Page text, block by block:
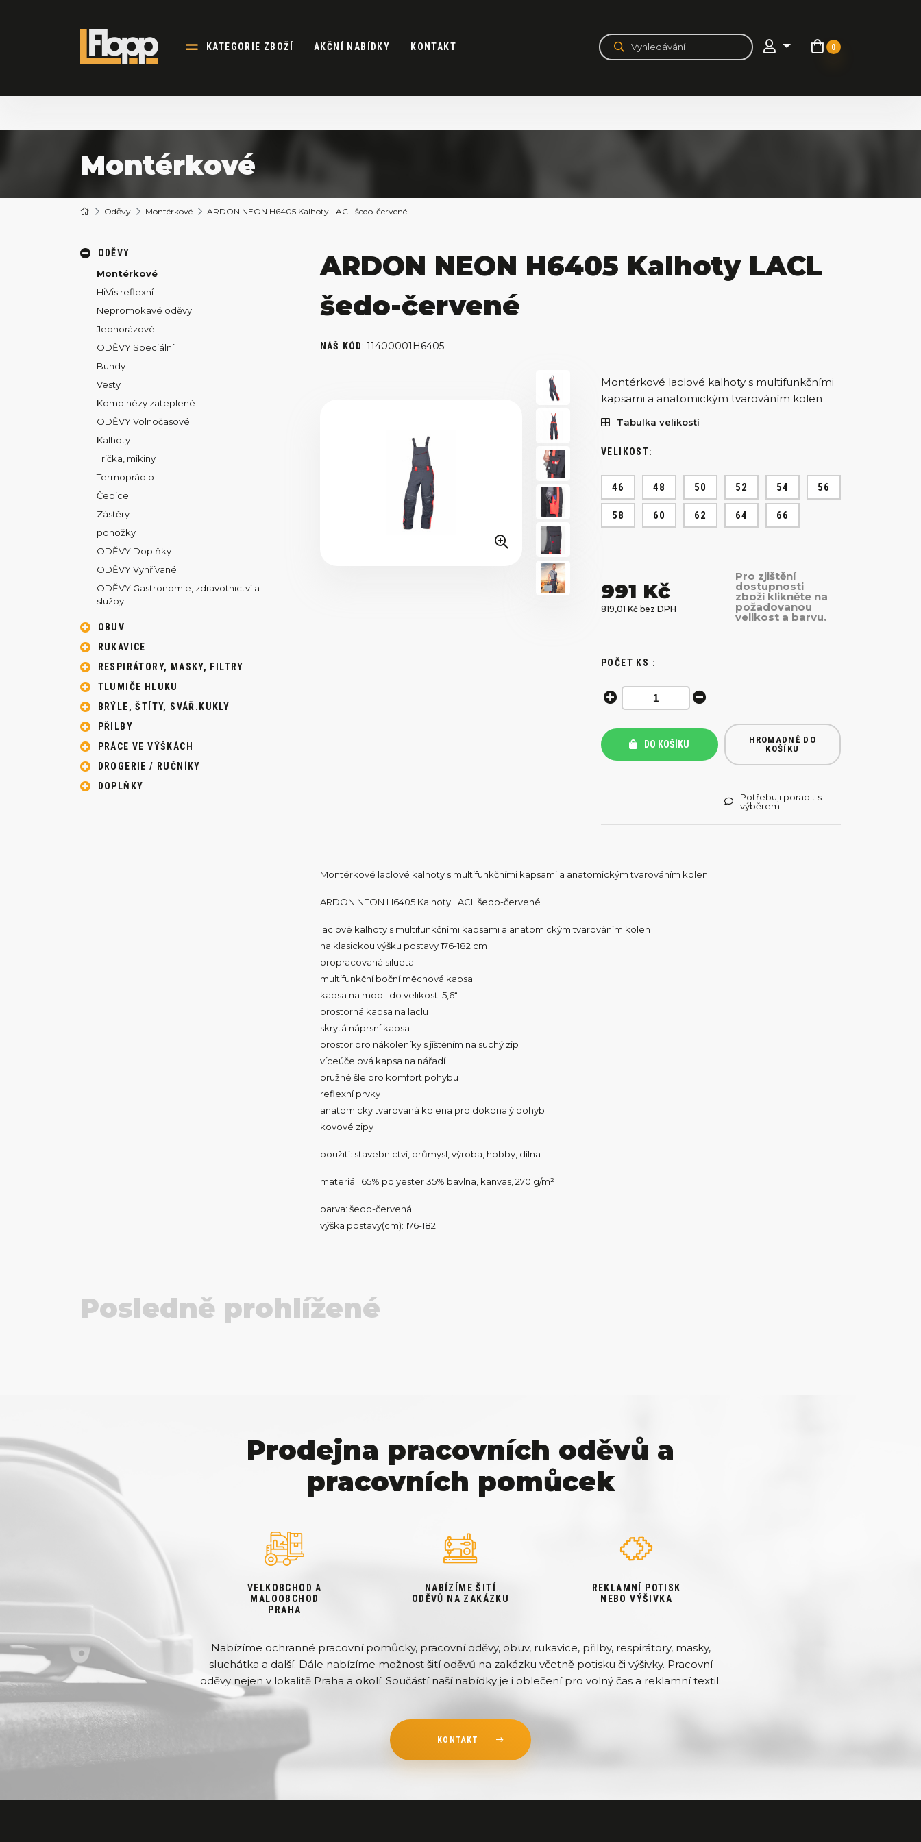
KATEGORIE ZBOŽÍ AKČNÍ NABÍDKY KONTAKT 0
Montérkové
Oděvy Montérkové ARDON NEON H6405 Kalhoty LACL šedo-červené
ODĚVY
Montérkové
HiVis reflexní
Nepromokavé oděvy
Jednorázové
ODĚVY Speciální
Bundy
Vesty
Kombinézy zateplené
ODĚVY Volnočasové
Kalhoty
Trička, mikiny
Termoprádlo
Čepice
Zástěry
ponožky
ODĚVY Doplňky
ODĚVY Vyhřívané
ODĚVY Gastronomie, zdravotnictví a
služby
OBUV
RUKAVICE
RESPIRÁTORY, MASKY, FILTRY
TLUMIČE HLUKU
BRÝLE, ŠTÍTY, SVÁŘ.KUKLY
PŘILBY
PRÁCE VE VÝŠKÁCH
DROGERIE / RUČNÍKY
DOPLŇKY
ARDON NEON H6405 Kalhoty LACL
šedo-červené
NÁŠ KÓD:11400001H6405
Montérkové laclové kalhoty s multifunkčními
kapsami a anatomickým tvarováním kolen
Tabulka velikostí
VELIKOST:
46 48 50 52 54 56
58 60 62 64 66
991 Kč
819,01 Kč bez DPH
Pro zjištění
dostupnosti
zboží klikněte na
požadovanou
velikost a barvu.
POČET KS :
DO KOŠÍKU
HROMADNĚ DO
KOŠÍKU
Potřebuji poradit s
výběrem
Montérkové laclové kalhoty s multifunkčními kapsami a anatomickým tvarováním kolen
ARDON NEON H6405 Kalhoty LACL šedo-červené
laclové kalhoty s multifunkčními kapsami a anatomickým tvarováním kolen
na klasickou výšku postavy 176-182 cm
propracovaná silueta
multifunkční boční měchová kapsa
kapsa na mobil do velikosti 5,6“
prostorná kapsa na laclu
skrytá náprsní kapsa
prostor pro nákoleníky s jištěním na suchý zip
víceúčelová kapsa na nářadí
pružné šle pro komfort pohybu
reflexní prvky
anatomicky tvarovaná kolena pro dokonalý pohyb
kovové zipy
použití: stavebnictví, průmysl, výroba, hobby, dílna
materiál: 65% polyester 35% bavlna, kanvas, 270 g/m²
barva: šedo-červená
výška postavy(cm): 176-182
Posledně prohlížené
Prodejna pracovních oděvů a
pracovních pomůcek
VELKOBCHOD A
MALOOBCHOD
PRAHA
NABÍZÍME ŠITÍ
ODĚVŮ NA ZAKÁZKU
REKLAMNÍ POTISK
NEBO VÝŠIVKA
Nabízíme ochranné pracovní pomůcky, pracovní oděvy, obuv, rukavice, přilby, respirátory, masky,
sluchátka a další. Dále nabízíme možnost šití oděvů na zakázku včetně potisku či výšivky. Pracovní
oděvy nejen v lokalitě Praha a okolí. Součástí naší nabídky je i oblečení pro volný čas a reklamní textil.
KONTAKT